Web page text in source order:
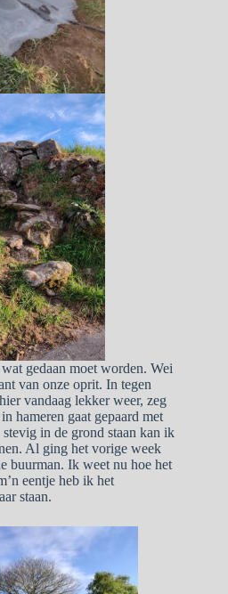
gedaan moet worden. Wei
van onze oprit. In tegen
vandaag lekker weer, zeg
hameren gaat gepaard met
in de grond staan kan ik
Al ging het vorige week
buurman. Ik weet nu hoe het
eentje heb ik het
staan.